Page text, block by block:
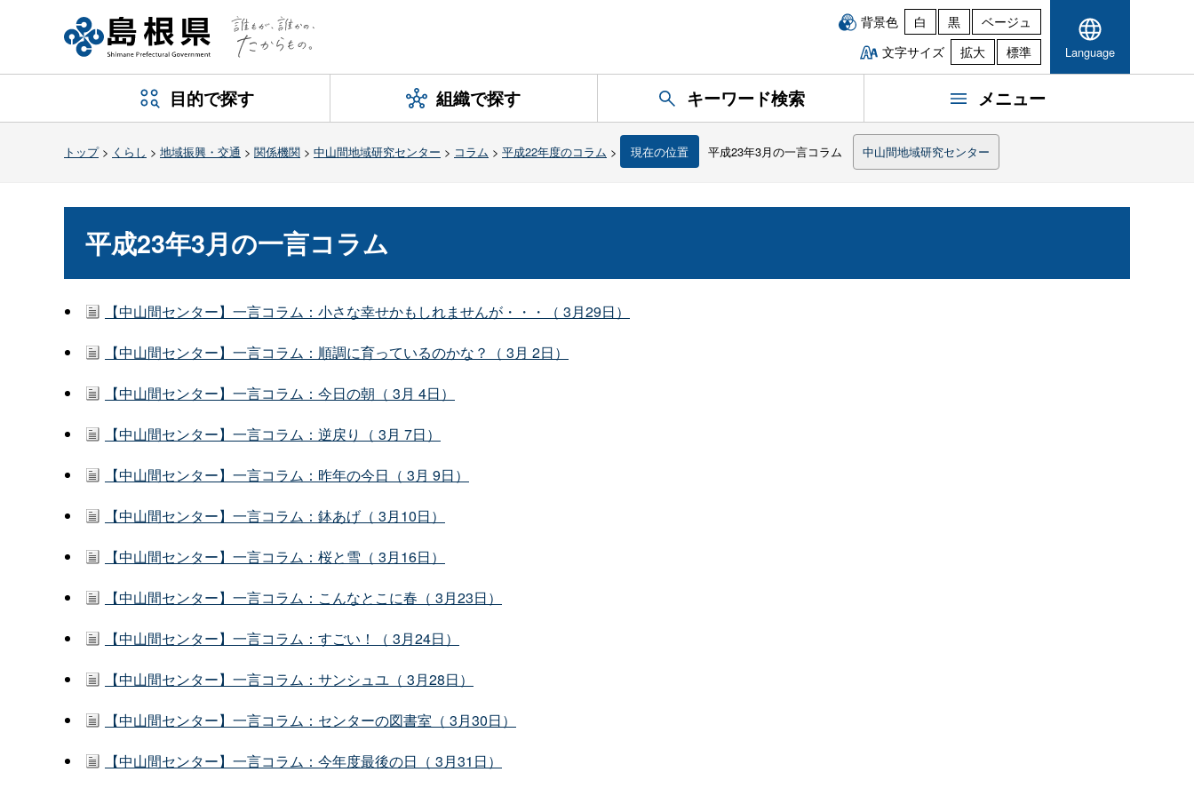
背景色 白 黒
ベージュ
文字サイズ
拡大 標準 Language
目的で探す 組織で探す キーワード検索 メニュー
トップ> くらし > 地域振興・交通 > 関係機関 > 中山間地域研究センター > コラム > 平成22年度のコラム > 現在の位置 平成23年3月の一言コラム 中山間地域研究センター
平成23年3月の一言コラム
【中山間センター】一言コラム：小さな幸せかもしれませんが・・・（ 3月29日）
【中山間センター】一言コラム：順調に育っているのかな？（ 3月 2日）
【中山間センター】一言コラム：今日の朝（ 3月 4日）
【中山間センター】一言コラム：逆戻り（ 3月 7日）
【中山間センター】一言コラム：昨年の今日（ 3月 9日）
【中山間センター】一言コラム：鉢あげ（ 3月10日）
【中山間センター】一言コラム：桜と雪（ 3月16日）
【中山間センター】一言コラム：こんなとこに春（ 3月23日）
【中山間センター】一言コラム：すごい！（ 3月24日）
【中山間センター】一言コラム：サンシュユ（ 3月28日）
【中山間センター】一言コラム：センターの図書室（ 3月30日）
【中山間センター】一言コラム：今年度最後の日（ 3月31日）